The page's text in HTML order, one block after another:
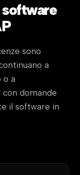
software
sono
a
o a
domande
il software in